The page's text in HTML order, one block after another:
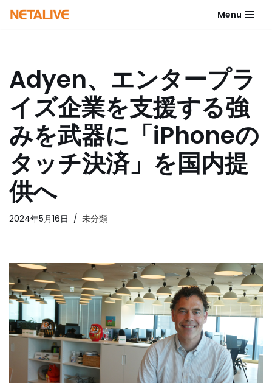
ン
ツ
へ
キ
ッ
プ
Menu
Adyen、エンタープラ
イズ企業を支援する強
みを武器に「iPhoneの
タッチ決済」を国内提
供へ
2024年5月16日 未分類